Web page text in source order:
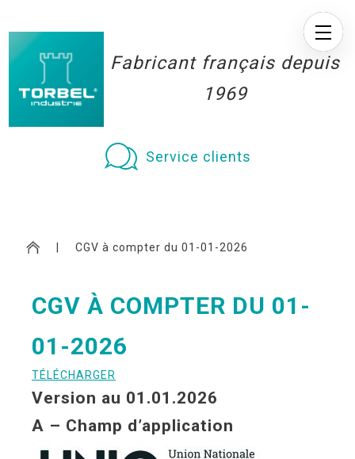
Fabricant français depuis
1969
Service clients
CGV à compter du 01-01-2026
CGV À COMPTER DU 01-
01-2026
TÉLÉCHA RGER
Version au 01.01.2026
A – Champ d’application